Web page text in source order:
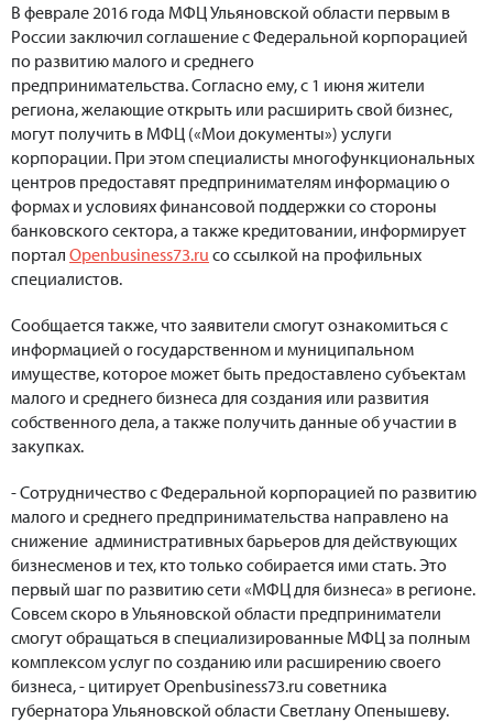
В феврале 2016 года МФЦ Ульяновской области первым в
России заключил соглашение с Федеральной корпорацией
по развитию малого и среднего
предпринимательства. Согласно ему, с 1 июня жители
региона, желающие открыть или расширить свой бизнес,
могут получить в МФЦ («Мои документы») услуги
корпорации. При этом специалисты многофункциональных
центров предоставят предпринимателям информацию о
формах и условиях финансовой поддержки со стороны
банковского сектора, а также кредитовании, информирует
портал Openbusiness73.ru со ссылкой на профильных
специалистов.
Сообщается также, что заявители смогут ознакомиться с
информацией о государственном и муниципальном
имуществе, которое может быть предоставлено субъектам
малого и среднего бизнеса для создания или развития
собственного дела, а также получить данные об участии в
закупках.
- Сотрудничество с Федеральной корпорацией по развитию
малого и среднего предпринимательства направлено на
снижение административных барьеров для действующих
бизнесменов и тех, кто только собирается ими стать. Это
первый шаг по развитию сети «МФЦ для бизнеса» в регионе.
Совсем скоро в Ульяновской области предприниматели
смогут обращаться в специализированные МФЦ за полным
комплексом услуг по созданию или расширению своего
бизнеса, - цитирует Openbusiness73.ru советника
губернатора Ульяновской области Светлану Опенышеву.